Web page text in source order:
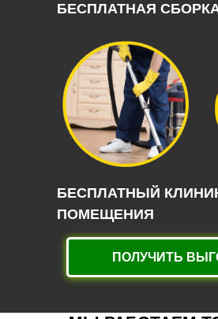
БЕСПЛАТНАЯ
БЕСПЛАТНЫЙ
ПОМЕЩЕНИЯ
ПОЛУЧИТЬ